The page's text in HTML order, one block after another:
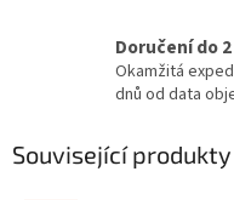
Doručení do
Okamžitá
dnů od data
Související produkty